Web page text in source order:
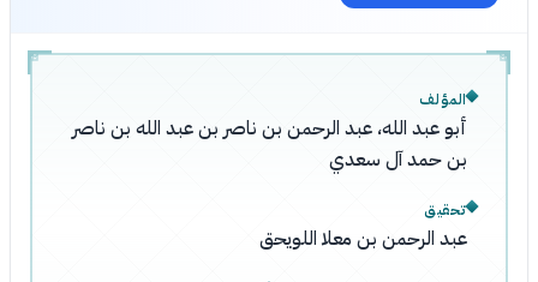
المؤلف
أبو عبد الله، عبد الرحمن بن ناصر بن عبد الله بن ناصر
بن حمد آل سعدي
تحقيق
عبد الرحمن بن معلا اللويحق